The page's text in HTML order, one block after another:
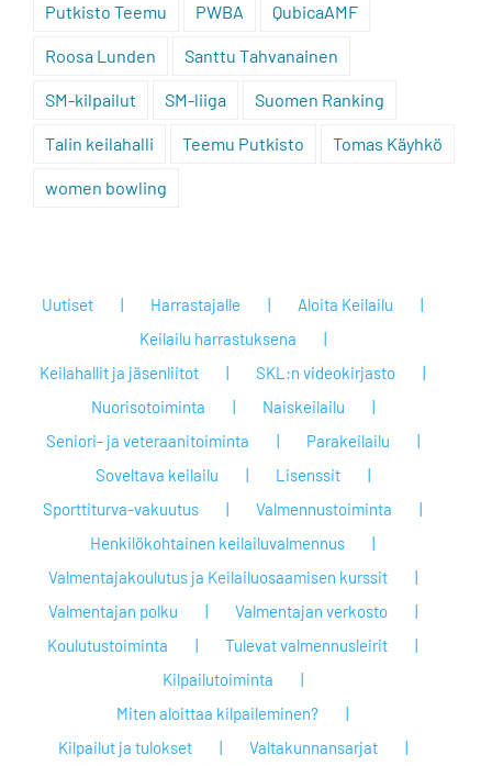
Putkisto Teemu PWBA QubicaAMF
Roosa Lunden Santtu Tahvanainen
SM-kilpailut SM-liiga Suomen Ranking
Talin keilahalli Teemu Putkisto Tomas Käyhkö
women bowling
Uutiset Harrastajalle
Aloita Keilailu
Keilailu harrastuksena
Keilahallit ja jäsenliitot
SKL:n videokirjasto
Nuorisotoiminta
Naiskeilailu
Seniori- ja veteraanitoiminta
Parakeilailu
Soveltava keilailu
Lisenssit
Sporttiturva-vakuutus
Valmennustoiminta
Henkilökohtainen keilailuvalmennus
Valmentajakoulutus ja Keilailuosaamisen kurssit
Valmentajan polku
Valmentajan verkosto
Koulutustoiminta
Tulevat valmennusleirit
Kilpailutoiminta
Miten aloittaa kilpaileminen?
Kilpailut ja tulokset
Valtakunnansarjat